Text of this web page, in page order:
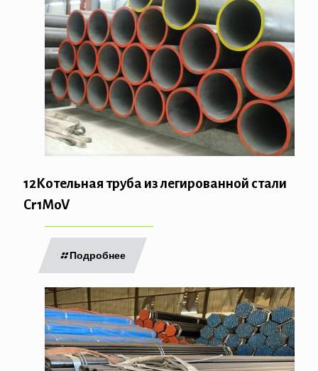
12Котельная труба из легированной стали
Cr1MoV
Подробнее